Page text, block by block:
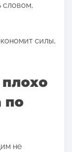
словом,
силы,
по
не